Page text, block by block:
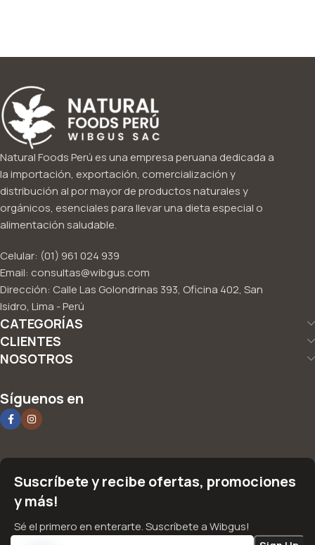
Natural Foods Perú es una empresa peruana dedicada a
la importación, exportación, comercialización y
distribución al por mayor de productos naturales y
orgánicos, esenciales para llevar una dieta especial o
alimentación saludable.
Celular: (01) 961 024 939
Email: consultas@wibgus.com
Dirección: Calle Las Golondrinas 393, Oficina 402, San
Isidro, Lima - Perú
CATEGORÍAS
CLIENTES
NOSOTROS
Síguenos en
Suscríbete y recibe ofertas, promociones
y más!
Sé el primero en enterarte. Suscríbete a Wibgus!